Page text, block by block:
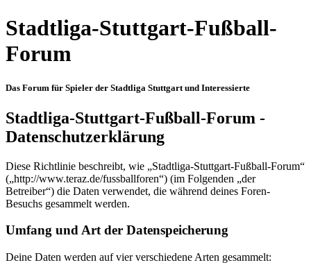
Stadtliga-Stuttgart-Fußball-
Forum
Das Forum für Spieler der Stadtliga Stuttgart und Interessierte
Stadtliga-Stuttgart-Fußball-Forum -
Datenschutzerklärung
Diese Richtlinie beschreibt, wie „Stadtliga-Stuttgart-Fußball-Forum“
(„http://www.teraz.de/fussballforen“) (im Folgenden „der
Betreiber“) die Daten verwendet, die während deines Foren-
Besuchs gesammelt werden.
Umfang und Art der Datenspeicherung
Deine Daten werden auf vier verschiedene Arten gesammelt: